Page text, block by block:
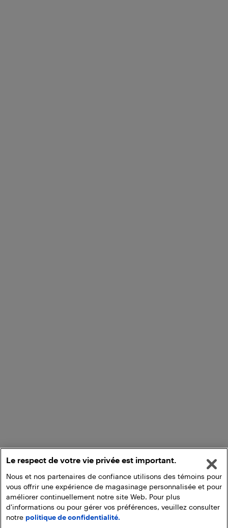
Commencez une activation
Le respect de votre vie privée est important.
Nous et nos partenaires de confiance utilisons des témoins pour
vous offrir une expérience de magasinage personnalisée et pour
améliorer continuellement notre site Web. Pour plus
d'informations ou pour gérer vos préférences, veuillez consulter
notre politique de confidentialité.